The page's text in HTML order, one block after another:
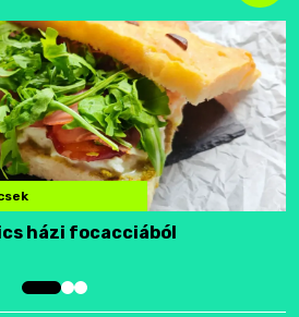
házi focacciából